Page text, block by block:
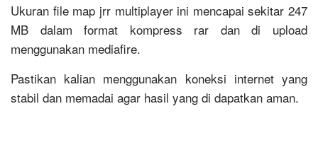
Ukuran file map jrr multiplayer ini mencapai sekitar 247
MB dalam format kompress rar dan di upload
menggunakan mediafire.
Pastikan kalian menggunakan koneksi internet yang
stabil dan memadai agar hasil yang di dapatkan aman.